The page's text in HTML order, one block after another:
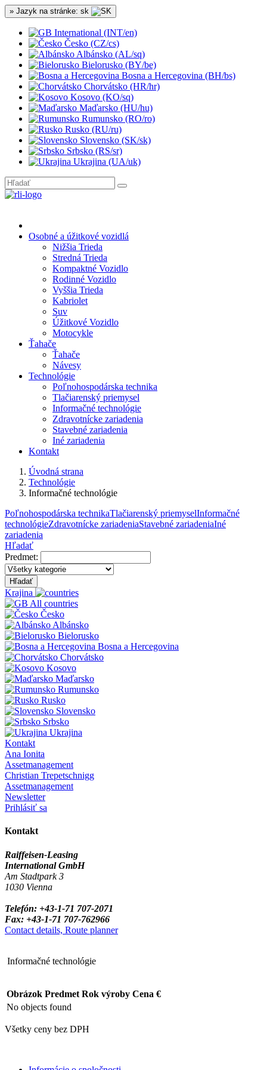
» Jazyk na stránke: sk
International (INT/en)
Česko (CZ/cs)
Albánsko (AL/sq)
Bielorusko (BY/be)
Bosna a Hercegovina (BH/bs)
Chorvátsko (HR/hr)
Kosovo (KO/sq)
Maďarsko (HU/hu)
Rumunsko (RO/ro)
Rusko (RU/ru)
Slovensko (SK/sk)
Srbsko (RS/sr)
Ukrajina (UA/uk)
Osobné a úžitkové vozidlá
Nižšia Trieda
Stredná Trieda
Kompaktné Vozidlo
Rodinné Vozidlo
Vyššia Trieda
Kabriolet
Suv
Úžitkové Vozidlo
Motocykle
Ťahače
Ťahače
Návesy
Technológie
Poľnohospodárska technika
Tlačiarenský priemysel
Informačné technológie
Zdravotnícke zariadenia
Stavebné zariadenia
Iné zariadenia
Kontakt
Úvodná strana
Technológie
Informačné technológie
Poľnohospodárska technikaTlačiarenský priemyselInformačné
technológieZdravotnícke zariadeniaStavebné zariadeniaIné
zariadenia
Hľadať
Predmet:
Hľadať
Krajina
All countries
Česko
Albánsko
Bielorusko
Bosna a Hercegovina
Chorvátsko
Kosovo
Maďarsko
Rumunsko
Rusko
Slovensko
Srbsko
Ukrajina
Kontakt
Ana Ionita
Assetmanagement
Christian Trepetschnigg
Assetmanagement
Newsletter
Prihlásiť sa
Kontakt
Raiffeisen-Leasing
International GmbH
Am Stadtpark 3
1030 Vienna
Telefón: +43-1-71 707-2071
Fax: +43-1-71 707-762966
Contact details, Route planner
Informačné technológie
Obrázok Predmet Rok výroby Cena €
No objects found
Všetky ceny bez DPH